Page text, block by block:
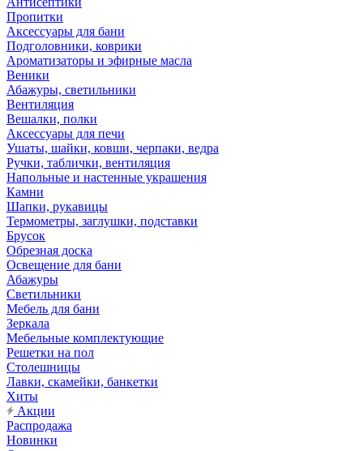
Пропитки
Аксессуары для бани
Подголовники, коврики
Ароматизаторы и эфирные масла
Веники
Абажуры, светильники
Вентиляция
Вешалки, полки
Аксессуары для печи
Ушаты, шайки, ковши, черпаки, ведра
Ручки, таблички, вентиляция
Напольные и настенные украшения
Камни
Шапки, рукавицы
Термометры, заглушки, подставки
Брусок
Обрезная доска
Освещение для бани
Абажуры
Светильники
Мебель для бани
Зеркала
Мебельные комплектующие
Решетки на пол
Столешницы
Лавки, скамейки, банкетки
Хиты
Акции
Распродажа
Новинки